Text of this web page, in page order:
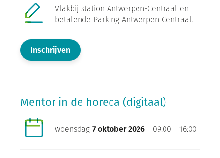
Vlakbij station Antwerpen-Centraal en
betalende Parking Antwerpen Centraal.
Inschrijven
Mentor in de horeca (digitaal)
woensdag 7 oktober 2026 - 09:00 - 16:00